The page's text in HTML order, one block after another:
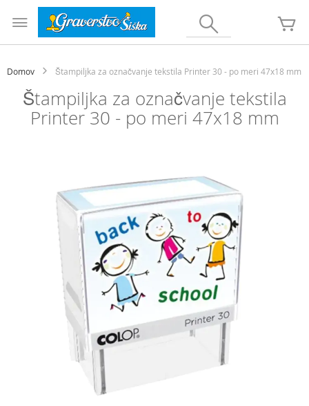
Preskoči
vsebino
Domov Štampiljka za označvanje tekstila Printer 30 - po meri 47x18 mm
Štampiljka za označvanje tekstila
Printer 30 - po meri 47x18 mm